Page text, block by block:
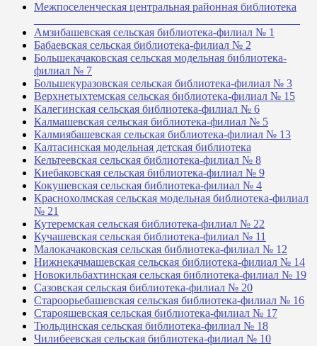
Межпоселенческая центральная районная библиотека
Амзибашевская сельская библиотека-филиал № 1
Бабаевская сельская библиотека-филиал № 2
Большекачаковская сельская модельная библиотека-
филиал № 7
Большекуразовская сельская библиотека-филиал № 3
Верхнетыхтемская сельская библиотека-филиал № 15
Калегинская сельская библиотека-филиал № 6
Калмашевская сельская библиотека-филиал № 5
Калмиябашевская сельская библиотека-филиал № 13
Калтасинская модельная детская библиотека
Кельтеевская сельская библиотека-филиал № 8
Киебаковская сельская библиотека-филиал № 9
Кокушевская сельская библиотека-филиал № 4
Краснохолмская сельская модельная библиотека-филиал
№ 21
Кутеремская сельская библиотека-филиал № 22
Кучашевская сельская библиотека-филиал № 11
Малокачаковская сельская библиотека-филиал № 12
Нижнекачмашевская сельская библиотека-филиал № 14
Новокильбахтинская сельская библиотека-филиал № 19
Сазовская сельская библиотека-филиал № 20
Староорьебашевская сельская библиотека-филиал № 16
Старояшевская сельская библиотека-филиал № 17
Тюльдинская сельская библиотека-филиал № 18
Чилибеевская сельская библиотека-филиал № 10